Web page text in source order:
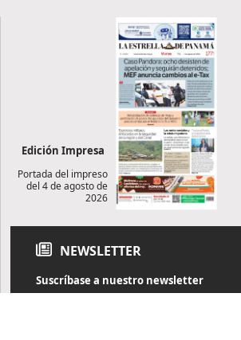
Edición Impresa
Portada del impreso
del 4 de agosto de
2026
NEWSLETTER
Suscríbase a nuestro newsletter
Reciba diariamente información de